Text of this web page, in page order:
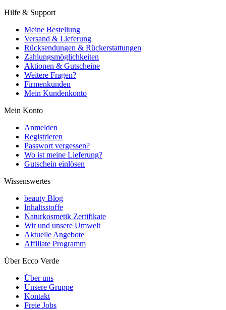
Hilfe & Support
Meine Bestellung
Versand & Lieferung
Rücksendungen & Rückerstattungen
Zahlungsmöglichkeiten
Aktionen & Gutscheine
Weitere Fragen?
Firmenkunden
Mein Kundenkonto
Mein Konto
Anmelden
Registrieren
Passwort vergessen?
Wo ist meine Lieferung?
Gutschein einlösen
Wissenswertes
beauty Blog
Inhaltsstoffe
Naturkosmetik Zertifikate
Wir und unsere Umwelt
Aktuelle Angebote
Affiliate Programm
Über Ecco Verde
Über uns
Unsere Gruppe
Kontakt
Freie Jobs